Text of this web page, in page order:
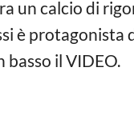
un calcio di
è
basso il VIDEO.